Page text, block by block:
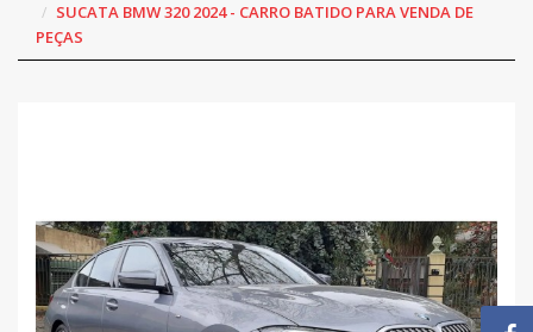
SUCATA BMW 320 2024 - CARRO BATIDO PARA VENDA DE
PEÇAS